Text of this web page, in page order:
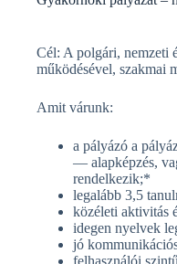
Cél: A polgári, nemzeti
működésével, szakmai
Amit várunk:
a pályázó a
— alapképzés,
rendelkezik;*
legalább 3,5
közéleti aktivitás
idegen nyelvek
jó
felhasználói